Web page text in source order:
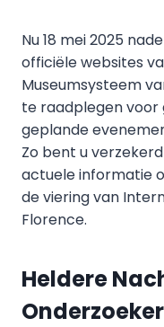
Nu 18 mei 2025
officiële websites
Museumsysteem
te raadplegen
geplande
Zo bent u
actuele informatie
de viering van
Florence.
Heldere